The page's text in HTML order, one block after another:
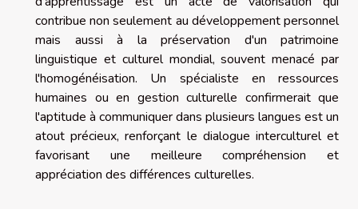
contribue non seulement au développement personnel
mais aussi à la préservation d'un patrimoine
linguistique et culturel mondial, souvent menacé par
l'homogénéisation. Un spécialiste en ressources
humaines ou en gestion culturelle confirmerait que
l'aptitude à communiquer dans plusieurs langues est un
atout précieux, renforçant le dialogue interculturel et
favorisant une meilleure compréhension et
appréciation des différences culturelles.